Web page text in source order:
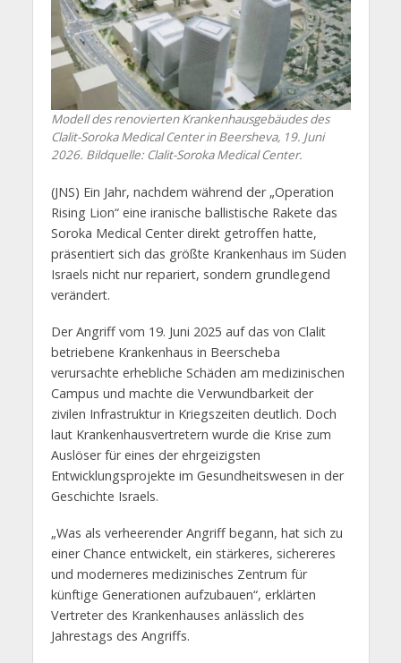
Modell des renovierten Krankenhausgebäudes des
Clalit-Soroka Medical Center in Beersheva, 19. Juni
2026. Bildquelle: Clalit-Soroka Medical Center.
(JNS) Ein Jahr, nachdem während der „Operation
Rising Lion“ eine iranische ballistische Rakete das
Soroka Medical Center direkt getroffen hatte,
präsentiert sich das größte Krankenhaus im Süden
Israels nicht nur repariert, sondern grundlegend
verändert.
Der Angriff vom 19. Juni 2025 auf das von Clalit
betriebene Krankenhaus in Beerscheba
verursachte erhebliche Schäden am medizinischen
Campus und machte die Verwundbarkeit der
zivilen Infrastruktur in Kriegszeiten deutlich. Doch
laut Krankenhausvertretern wurde die Krise zum
Auslöser für eines der ehrgeizigsten
Entwicklungsprojekte im Gesundheitswesen in der
Geschichte Israels.
„Was als verheerender Angriff begann, hat sich zu
einer Chance entwickelt, ein stärkeres, sichereres
und moderneres medizinisches Zentrum für
künftige Generationen aufzubauen“, erklärten
Vertreter des Krankenhauses anlässlich des
Jahrestags des Angriffs.